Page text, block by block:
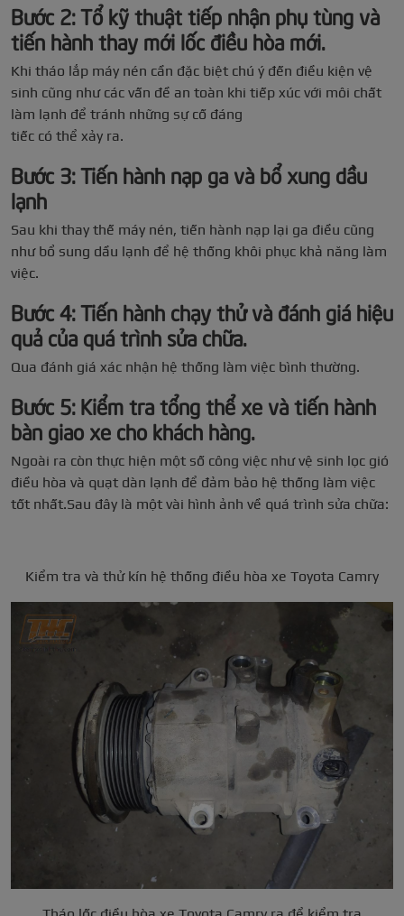
Bước 2: Tổ kỹ thuật tiếp nhận phụ tùng và
tiến hành thay mới lốc điều hòa mới.
Khi tháo lắp máy nén cần đặc biệt chú ý đến điều kiện vệ
sinh cũng như các vấn đề an toàn khi tiếp xúc với môi chất
làm lạnh để tránh những sự cố đáng
tiếc có thể xảy ra.
Bước 3: Tiến hành nạp ga và bổ xung dầu
lạnh
Sau khi thay thế máy nén, tiến hành nạp lại ga điều cũng
như bổ sung dầu lạnh để hệ thống khôi phục khả năng làm
việc.
Bước 4: Tiến hành chạy thử và đánh giá hiệu
quả của quá trình sửa chữa.
Qua đánh giá xác nhận hệ thống làm việc bình thường.
Bước 5: Kiểm tra tổng thể xe và tiến hành
bàn giao xe cho khách hàng.
Ngoài ra còn thực hiện một số công việc như vệ sinh lọc gió
điều hòa và quạt dàn lạnh để đảm bảo hệ thống làm việc
tốt nhất.Sau đây là một vài hình ảnh về quá trình sửa chữa:
Kiểm tra và thử kín hệ thống điều hòa xe Toyota Camry